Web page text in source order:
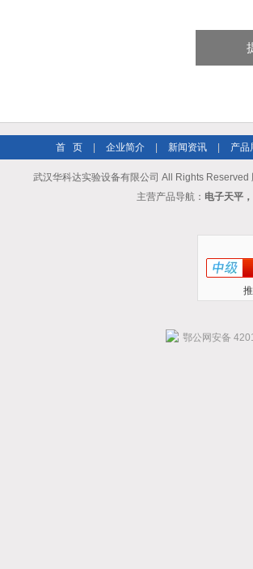
首 页 企业简介 新闻资讯 产品
武汉华科达实验设备有限公司 All Rights Reserved
主营产品导航： 电子天平
鄂公网安备